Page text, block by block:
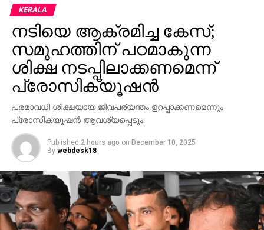
കുറ്റപ്പെടുത്തി. ത്രൈമാസ ലേബര്‍ ബജറ്റ്,
തൊഴിലാളികള്‍ക്ക് നിര്‍ബന്ധിത പരിശീലനം തുടങ്ങിയ
നിര്‍ദേശങ്ങള്‍ അസംബന്ധമാണെന്നാണ് മമത
ബാനര്‍ജിയുടെ നിലപാട്.
KERALA
നടിയെ ആക്രമിച്ച കേസ്;
സമൂഹത്തിന് പഠമാകുന്ന
ശിക്ഷ നടപ്പിലാക്കണമെന്ന്
പ്രോസിക്യൂഷന്‍
പരമാവധി ശിക്ഷയായ ജീവപര്യന്തം ഉറപ്പാക്കണമെന്നും
പ്രോസിക്യൂഷന്‍ ആവശ്യപ്പെടും.
Published 2 hours ago on December 10, 2025
By webdesk18